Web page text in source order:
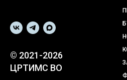
© 2021-2026
ЦРТИМС ВО